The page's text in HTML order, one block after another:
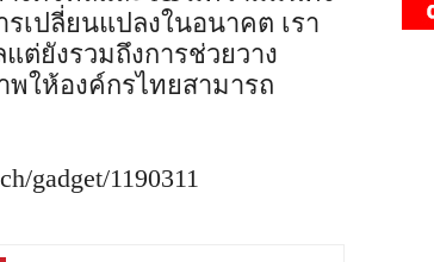
เปลี่ยนแปลงในอนาคต เรา
ต่ยังรวมถึงการช่วยวาง
ให้องค์กรไทยสามารถ
gadget/1190311